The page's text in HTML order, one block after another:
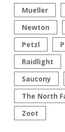
Mueller
Newton
Petzl
Raidlight
Saucony
The North
Zoot